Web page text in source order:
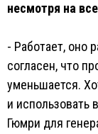
несмотря на
- Работает, оно
согласен, что
уменьшается.
и
Гюмри для